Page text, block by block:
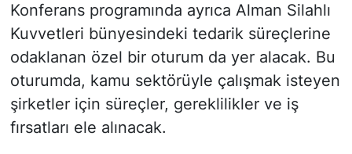
Konferans programında ayrıca Alman Silahlı
Kuvvetleri bünyesindeki tedarik süreçlerine
odaklanan özel bir oturum da yer alacak. Bu
oturumda, kamu sektörüyle çalışmak isteyen
şirketler için süreçler, gereklilikler ve iş
fırsatları ele alınacak.